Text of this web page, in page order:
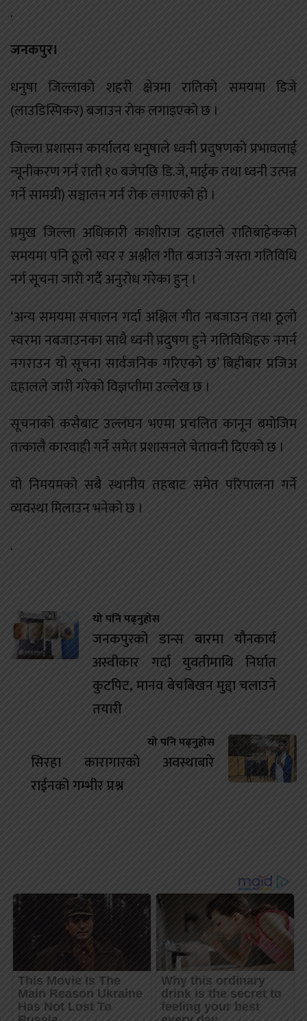
.
जनकपुर।
धनुषा जिल्लाको शहरी क्षेत्रमा रातिको समयमा डिजे
(लाउडिस्पिकर) बजाउन रोक लगाइएको छ ।
जिल्ला प्रशासन कार्यालय धनुषाले ध्वनी प्रदुषणको प्रभावलाई
न्यूनीकरण गर्न राती १० बजेपछि डि.जे, माईक तथा ध्वनी उत्पन्न
गर्ने सामग्री) सञ्चालन गर्न रोक लगाएको हो ।
प्रमुख जिल्ला अधिकारी काशीराज दहालले रातिबाहेकको
समयमा पनि ठूलो स्वर र अश्लील गीत बजाउने जस्ता गतिविधि
नर्ग सूचना जारी गर्दै अनुरोध गरेका हुन् ।
‘अन्य समयमा संचालन गर्दा अश्लिल गीत नबजाउन तथा ठूलो
स्वरमा नबजाउनका साथै ध्वनी प्रदुषण हुने गतिविधिहरु नगर्न
नगराउन यो सूचना सार्वजनिक गरिएको छ’ बिहीबार प्रजिअ
दहालले जारी गरेको विज्ञप्तीमा उल्लेख छ ।
सूचनाको कसैबाट उल्लंघन भएमा प्रचलित कानून बमोजिम
तत्कालै कारवाही गर्ने समेत प्रशासनले चेतावनी दिएको छ ।
यो निमयमको सबै स्थानीय तहबाट समेत परिपालना गर्ने
व्यवस्था मिलाउन भनेको छ ।
.
यो पनि पढ्नुहोस
जनकपुरको डान्स बारमा यौनकार्य
अस्वीकार गर्दा युवतीमाथि निर्घात
कुटपिट, मानव बेचबिखन मुद्दा चलाउने
तयारी
यो पनि पढ्नुहोस
सिरहा कारागारको अवस्थाबारे
राईनको गम्भीर प्रश्न